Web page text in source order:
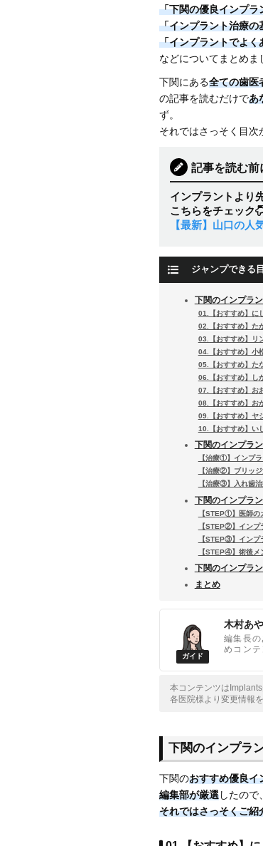
「下関の優良インプラ
「インプラント治療の
「インプラントでよく
などについてまとめま
下関にある全ての歯医
の記事を読むだけであ
ず。
それではさっそく目次
記事を読む前
インプラントより
こちらをチェック
【最新】山口の人
ジャンプできる
下関のインプラ
01.【おすすめ】に
02.【おすすめ】た
03.【おすすめ】リ
04.【おすすめ】小
05.【おすすめ】た
06.【おすすめ】し
07.【おすすめ】お
08.【おすすめ】お
09.【おすすめ】ヤ
10.【おすすめ】い
下関のインプラ
【治療①】インプラ
【治療②】ブリッ
【治療③】入れ歯
下関のインプラ
【STEP①】医師の
【STEP②】インプ
【STEP③】インプ
【STEP④】術後メ
下関のインプラ
まとめ
木村あや
編集長
めコンテ
本コンテンツは
各医院様より変更情報
下関のインプラ
下関のおすすめ優良イ
編集部が厳選したので
それではさっそくご紹